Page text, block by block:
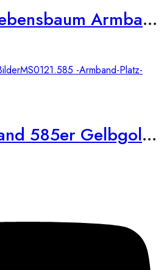
585er Gold Lebensbaum Armband 19 cm
Damen Armband 585er Gelbgold Zirkonia Kreis